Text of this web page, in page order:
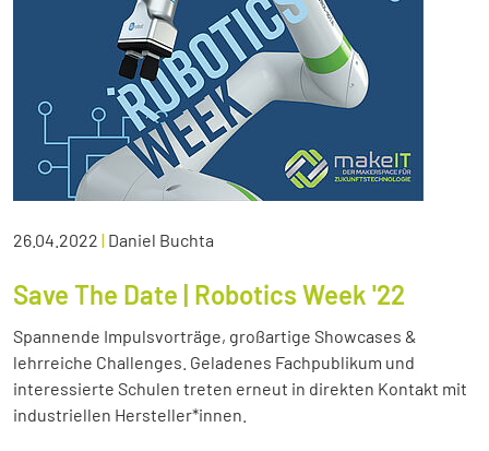
26.04.2022 | Daniel Buchta
Save The Date | Robotics Week '22
Spannende Impulsvorträge, großartige Showcases &
lehrreiche Challenges. Geladenes Fachpublikum und
interessierte Schulen treten erneut in direkten Kontakt mit
industriellen Hersteller*innen.